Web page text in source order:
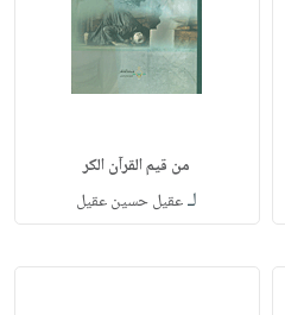
من قيم القرآن الكر
لـعقيل حسين عقيل